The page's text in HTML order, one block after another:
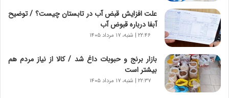
ا
م
ه
ج
د
ی
د
ا
علت افزایش قبض آب در تابستان چیست؟ / توضیح
آبفا درباره قبوض آب
۲۲:۴۶ | شنبه، ۱۷ مرداد ۱۴۰۵
بازار برنج و حبوبات داغ شد / کالا از نیاز مردم هم
بیشتر است
۲۲:۳۷ | شنبه، ۱۷ مرداد ۱۴۰۵